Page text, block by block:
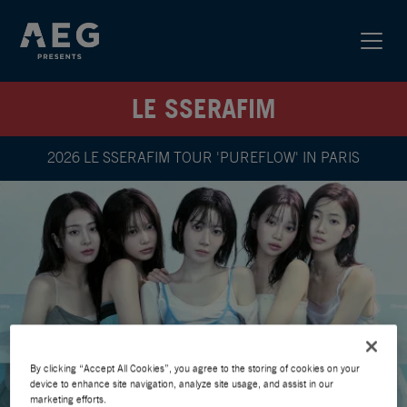
LE SSERAFIM
2026 LE SSERAFIM TOUR 'PUREFLOW' IN PARIS
By clicking “Accept All Cookies”, you agree to the storing of cookies on your
device to enhance site navigation, analyze site usage, and assist in our
marketing efforts.